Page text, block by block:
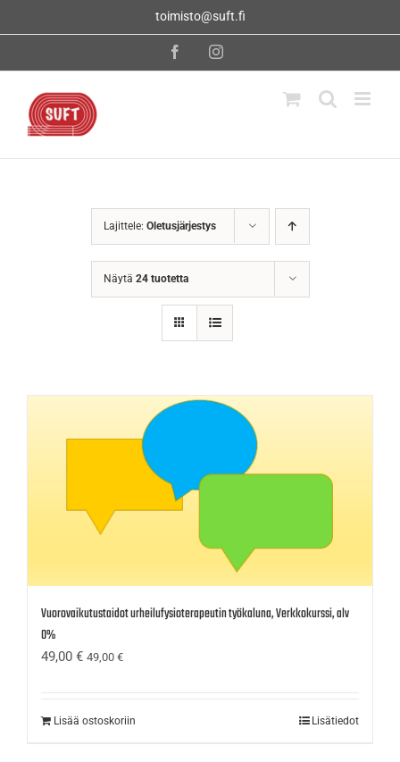
toimisto@suft.fi
FacebookInstagram
Lajittele: Oletusjärjestys
Näytä 24 tuotetta
Vuorovaikutustaidot urheilufysioterapeutin työkaluna, Verkkokurssi, alv
0%
49,00 € 49,00 €
Lisää ostoskoriin Lisätiedot